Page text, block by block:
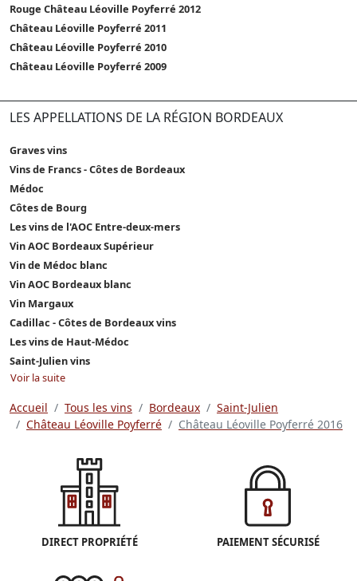
Rouge Château Léoville Poyferré 2012
Château Léoville Poyferré 2011
Château Léoville Poyferré 2010
Château Léoville Poyferré 2009
LES APPELLATIONS DE LA RÉGION BORDEAUX
Graves vins
Vins de Francs - Côtes de Bordeaux
Médoc
Côtes de Bourg
Les vins de l'AOC Entre-deux-mers
Vin AOC Bordeaux Supérieur
Vin de Médoc blanc
Vin AOC Bordeaux blanc
Vin Margaux
Cadillac - Côtes de Bordeaux vins
Les vins de Haut-Médoc
Saint-Julien vins
Voir la suite
Accueil Tous les vins Bordeaux
Saint-Julien
Château Léoville Poyferré
Château Léoville Poyferré 2016
DIRECT PROPRIÉTÉ PAIEMENT SÉCURISÉ